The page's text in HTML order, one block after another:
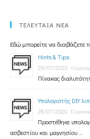
ΤΕΛΕΥΤΑΙΑ ΝΕΑ
Εδώ μπορείτε να διαβάζετε
Hints & Tips
29/07/2020 1
Πίνακας
Υπολογιστής DIY
28/07/2020 1
Προστέθηκε
ασβεστίου και μαγνησίου …